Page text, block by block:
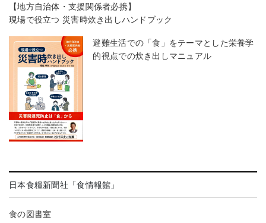
【地方自治体・支援関係者必携】
現場で役立つ 災害時炊き出しハンドブック
避難生活での「食」をテーマとした栄養学
的視点での炊き出しマニュアル
日本食糧新聞社「食情報館」
食の図書室